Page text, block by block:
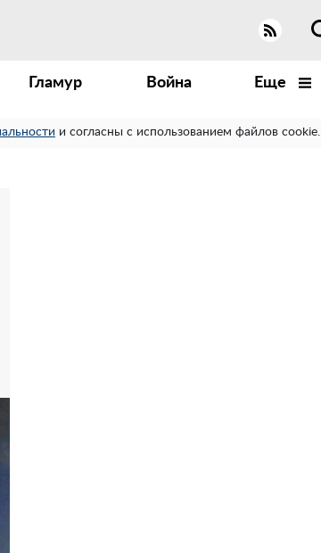
Гламур Война Еще
и согласны с использованием файлов cookie.